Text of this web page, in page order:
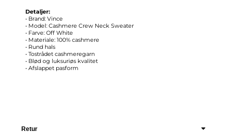
Detaljer:
• Brand: Vince
• Model: Cashmere Crew Neck Sweater
• Farve: Off White
• Materiale: 100% cashmere
• Rund hals
• Tostrådet cashmeregarn
• Blød og luksuriøs kvalitet
• Afslappet pasform
Retur